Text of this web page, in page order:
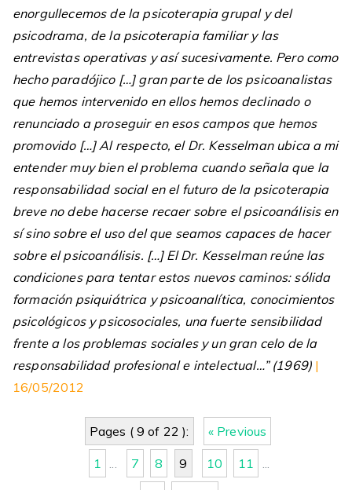
enorgullecemos de la psicoterapia grupal y del
psicodrama, de la psicoterapia familiar y las
entrevistas operativas y así sucesivamente. Pero como
hecho paradójico […] gran parte de los psicoanalistas
que hemos intervenido en ellos hemos declinado o
renunciado a proseguir en esos campos que hemos
promovido […] Al respecto, el Dr. Kesselman ubica a mi
entender muy bien el problema cuando señala que la
responsabilidad social en el futuro de la psicoterapia
breve no debe hacerse recaer sobre el psicoanálisis en
sí sino sobre el uso del que seamos capaces de hacer
sobre el psicoanálisis. […] El Dr. Kesselman reúne las
condiciones para tentar estos nuevos caminos: sólida
formación psiquiátrica y psicoanalítica, conocimientos
psicológicos y psicosociales, una fuerte sensibilidad
frente a los problemas sociales y un gran celo de la
responsabilidad profesional e intelectual…” (1969) |
16/05/2012
Pages ( 9 of 22 ): « Previous
1 ... 7 8 9 10 11 ...